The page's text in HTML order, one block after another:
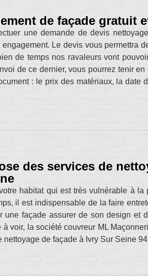
de façade gratuit
une demande de devis
Le devis vous permettra
de temps nos ravaleurs vont
de ce dernier, vous pourrez tenir
: le prix des matériaux, la date
des services de
habitat qui est très vulnérable à
il est indispensable de la faire
une façade assurer de son design et
voir, la société couvreur ML
de façade à Ivry Sur Seine